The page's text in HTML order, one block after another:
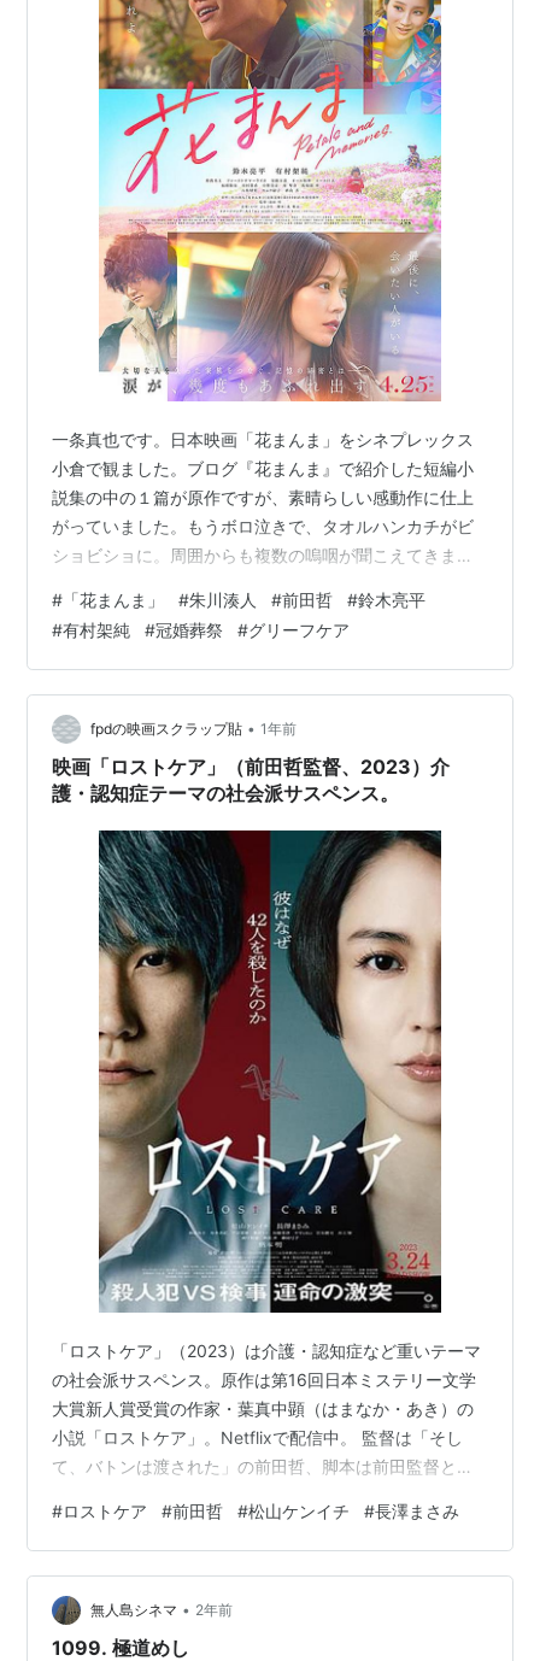
一条真也です。日本映画「花まんま」をシネプレックス
小倉で観ました。ブログ『花まんま』で紹介した短編小
説集の中の１篇が原作ですが、素晴らしい感動作に仕上
がっていました。もうボロ泣きで、タオルハンカチがビ
ショビショに。周囲からも複数の嗚咽が聞こえてきまし
らびにグリーフケア映画の大傑作でした。今年の一条賞
の大賞最有力候補作です！ ヤフーの「解説」には、こう
書かれています。「小説『赤々煉恋』などで知られる作
家・朱川湊人の直木賞受賞作を映画化。両親を早くに亡
くし、二人きりで生きてきた兄妹の不思議な体験を描
く。メガホンを取ったのは『こんな夜更けにバナナか
よ…
# 「花まんま」 #朱川湊人 #前田哲 #鈴木亮平
#有村架純 #冠婚葬祭 #グリーフケア
fpdの映画スクラップ貼 • 1年前
映画「ロストケア」（前田哲監督、2023）介
護・認知症テーマの社会派サスペンス。
「ロストケア」（2023）は介護・認知症など重いテーマ
の社会派サスペンス。原作は第16回日本ミステリー文学
大賞新人賞受賞の作家・葉真中顕（はまなか・あき）の
小説「ロストケア」。Netflixで配信中。 監督は「そし
て、バトンは渡された」の前田哲、脚本は前田監督と
との共同脚本。 松山ケンイチと長澤まさみが初共演。連
続殺人犯として逮捕された介護士と検事の対峙を描き、
重いテーマに正面からぶつかりあう演技が印象に残る。
人が人を裁けるのか、といった法についても問題を提起
している。 ・・・ ある早朝、民家で老人と訪問介護セン
#ロストケア #前田哲 #松山ケンイチ #長澤まさみ
無人島シネマ • 2年前
1099. 極道めし